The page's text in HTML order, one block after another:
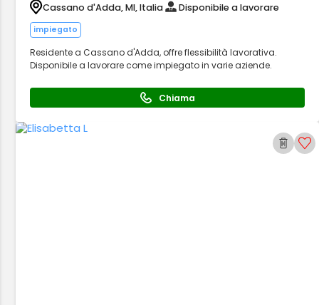
Cassano d'Adda, MI, Italia Disponibile a lavorare
impiegato
Residente a Cassano d'Adda, offre flessibilità lavorativa.
Disponibile a lavorare come impiegato in varie aziende.
Chiama